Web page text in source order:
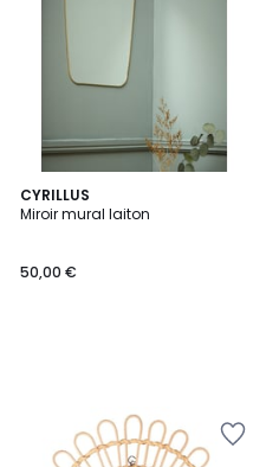
CYRILLUS
Miroir mural laiton
50,00 €